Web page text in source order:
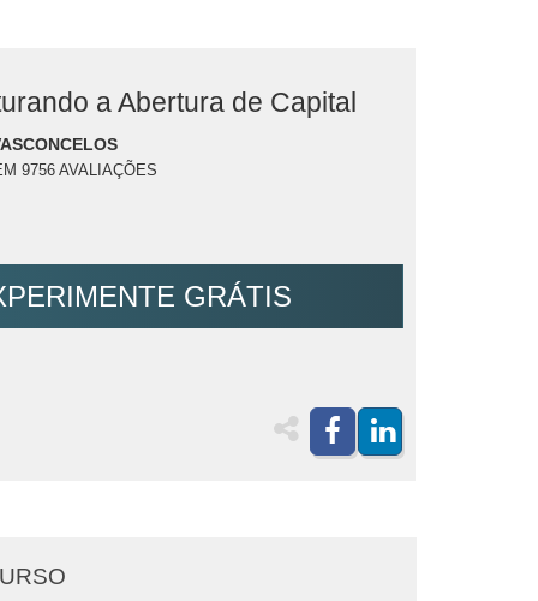
a Abertura de Capital
9756 AVALIAÇÕES
GRÁTIS